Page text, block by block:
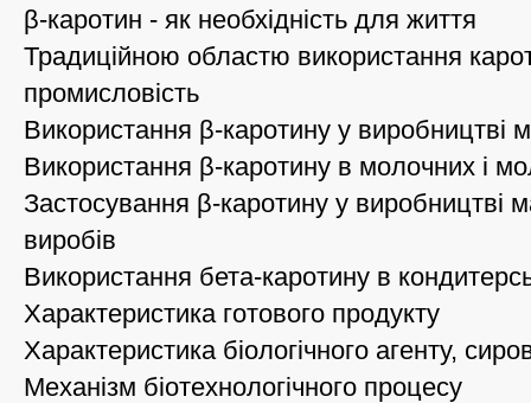
β-каротин - як необхідність для життя
Традиційною областю використання
промисловість
Використання β-каротину у виробництві
Використання β-каротину в молочних і
Застосування β-каротину у виробництві
виробів
Використання бета-каротину в
Характеристика готового продукту
Характеристика біологічного агенту,
Механізм біотехнологічного процесу